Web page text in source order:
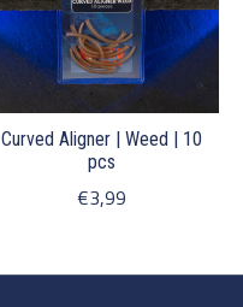
Curved Aligner | Weed | 10
pcs
€3,99